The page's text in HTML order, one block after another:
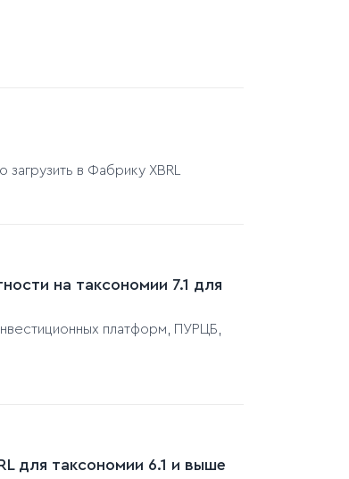
в Фабрику XBRL
на таксономии 7.1 для
платформ, ПУРЦБ,
для таксономии 6.1 и выше